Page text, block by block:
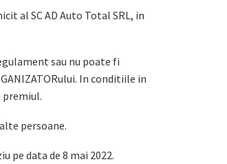
al SC AD Auto Total SRL, in
sau nu poate fi
In conditiile in
premiul.
persoane.
pe data de 8 mai 2022.